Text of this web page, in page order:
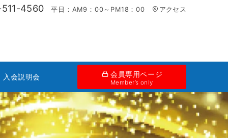
4560 平日：AM9：00～PM18：00 アクセス
入会説明会 会員専用ページ
Member’s only